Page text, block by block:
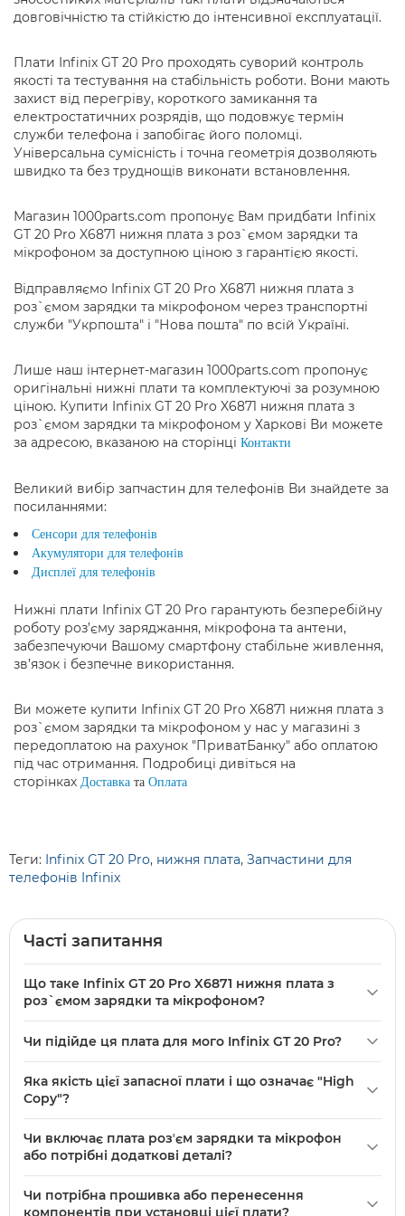
довговічністю та стійкістю до інтенсивної експлуатації.
Плати Infinix GT 20 Pro проходять суворий контроль
якості та тестування на стабільність роботи. Вони мають
захист від перегріву, короткого замикання та
електростатичних розрядів, що подовжує термін
служби телефона і запобігає його поломці.
Універсальна сумісність і точна геометрія дозволяють
швидко та без труднощів виконати встановлення.
Магазин 1000parts.com пропонує Вам придбати Infinix
GT 20 Pro X6871 нижня плата з роз`ємом зарядки та
мікрофоном за доступною ціною з гарантією якості.
Відправляємо Infinix GT 20 Pro X6871 нижня плата з
роз`ємом зарядки та мікрофоном через транспортні
служби "Укрпошта" і "Нова пошта" по всій Україні.
Лише наш інтернет-магазин 1000parts.com пропонує
оригінальні нижні плати та комплектуючі за розумною
ціною. Купити Infinix GT 20 Pro X6871 нижня плата з
роз`ємом зарядки та мікрофоном у Харкові Ви можете
за адресою, вказаною на сторінці Контакти
Великий вибір запчастин для телефонів Ви знайдете за
посиланнями:
Сенсори для телефонів
Акумулятори для телефонів
Дисплеї для телефонів
Нижні плати Infinix GT 20 Pro гарантують безперебійну
роботу роз’єму заряджання, мікрофона та антени,
забезпечуючи Вашому смартфону стабільне живлення,
зв’язок і безпечне використання.
Ви можете купити Infinix GT 20 Pro X6871 нижня плата з
роз`ємом зарядки та мікрофоном у нас у магазині з
передоплатою на рахунок "ПриватБанку" або оплатою
під час отримання. Подробиці дивіться на
сторінках Доставка та Оплата
Теги: Infinix GT 20 Pro, нижня плата, Запчастини для
телефонів Infinix
Часті запитання
Що таке Infinix GT 20 Pro X6871 нижня плата з
роз`ємом зарядки та мікрофоном?
мікрофоном — це запасна плата високої якості (High
вбудований мікрофон для заміни пошкодженої нижньої
частини телефону.
Чи підійде ця плата для мого Infinix GT 20 Pro?
сумісна з Infinix GT 20 Pro; перед покупкою
Яка якість цієї запасної плати і що означає "High
Copy"?
оригінальна, але виготовлена з високою якістю
повну працездатність розʼєму зарядки та мікрофона.
Чи включає плата розʼєм зарядки та мікрофон
або потрібні додаткові деталі?
мікрофон, тому зазвичай додаткові компоненти для цих
Чи потрібна прошивка або перенесення
компонентів при установці цієї плати?